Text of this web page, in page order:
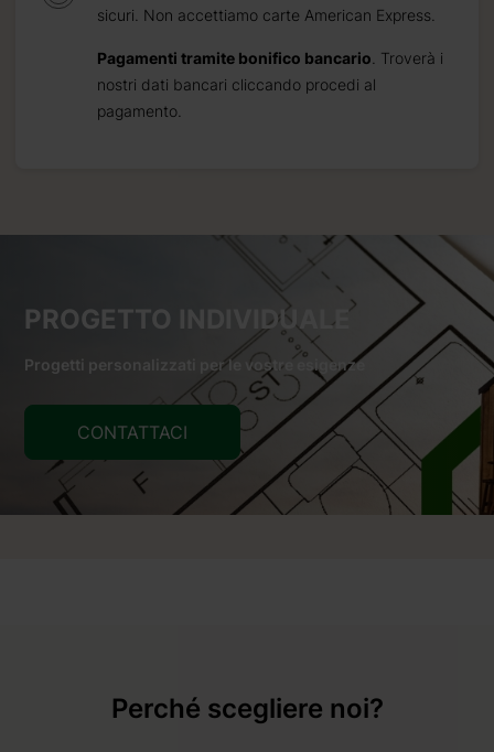
sicuri. Non accettiamo carte American Express.
Pagamenti tramite bonifico bancario . Troverà i
nostri dati bancari cliccando procedi al
pagamento.
PROGETTO INDIVIDUALE
Progetti personalizzati per le vostre esigenze
CONTATTACI
Perché scegliere noi?